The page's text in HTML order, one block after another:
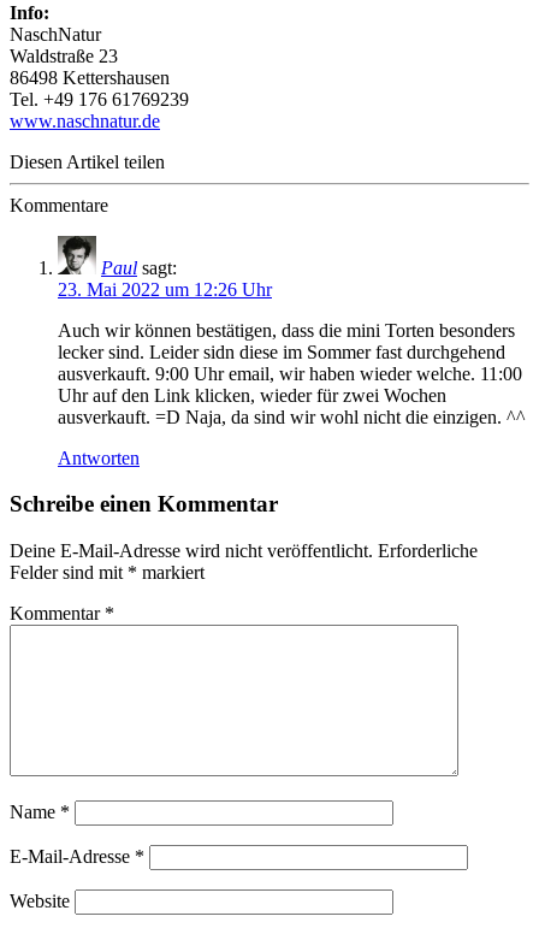
Info:
NaschNatur
Waldstraße 23
86498 Kettershausen
Tel. +49 176 61769239
www.naschnatur.de
Diesen Artikel teilen
Kommentare
Paul sagt:
23. Mai 2022 um 12:26 Uhr
Auch wir können bestätigen, dass die mini Torten besonders
lecker sind. Leider sidn diese im Sommer fast durchgehend
ausverkauft. 9:00 Uhr email, wir haben wieder welche. 11:00
Uhr auf den Link klicken, wieder für zwei Wochen
ausverkauft. =D Naja, da sind wir wohl nicht die einzigen. ^^
Antworten
Schreibe einen Kommentar
Deine E-Mail-Adresse wird nicht veröffentlicht. Erforderliche
Felder sind mit * markiert
Kommentar *
Name *
E-Mail-Adresse *
Website